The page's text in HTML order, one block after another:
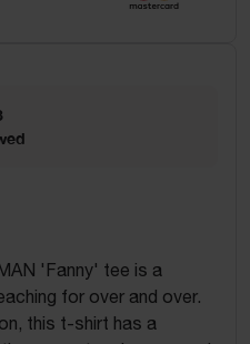
'Fanny' tee is a
for over and over.
this t-shirt has a